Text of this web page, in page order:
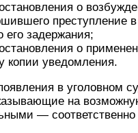
о
преступление
его задержания;
о
ко­пии уведомления.
в уголовном
на
— соответственно